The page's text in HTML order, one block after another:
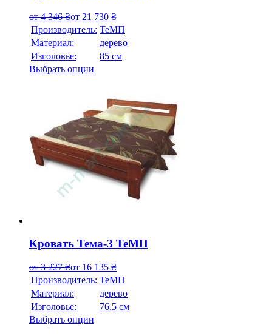
от4 346₴от 21 730 ₴
Производитель: ТеМП
Материал:
дерево
Изголовье:
85 см
Выбрать опции
Кровать Тема-3 ТеМП
от3 227₴от 16 135 ₴
Производитель: ТеМП
Материал:
дерево
Изголовье:
76,5 см
Выбрать опции